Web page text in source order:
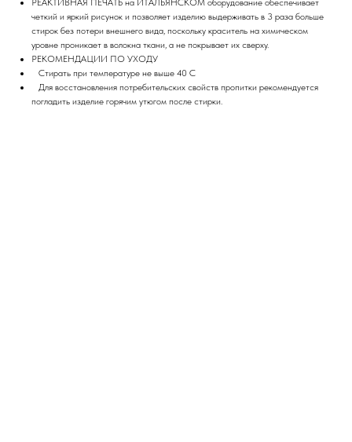
РЕАКТИВНАЯ ПЕЧАТЬ на ИТАЛЬЯНСКОМ оборудование обеспечивает
четкий и яркий рисунок и позволяет изделию выдерживать в 3 раза больше
стирок без потери внешнего вида, поскольку краситель на химическом
уровне проникает в волокна ткани, а не покрывает их сверху.
РЕКОМЕНДАЦИИ ПО УХОДУ
Стирать при температуре не выше 40 С
Для восстановления потребительских свойств пропитки рекомендуется
погладить изделие горячим утюгом после стирки.